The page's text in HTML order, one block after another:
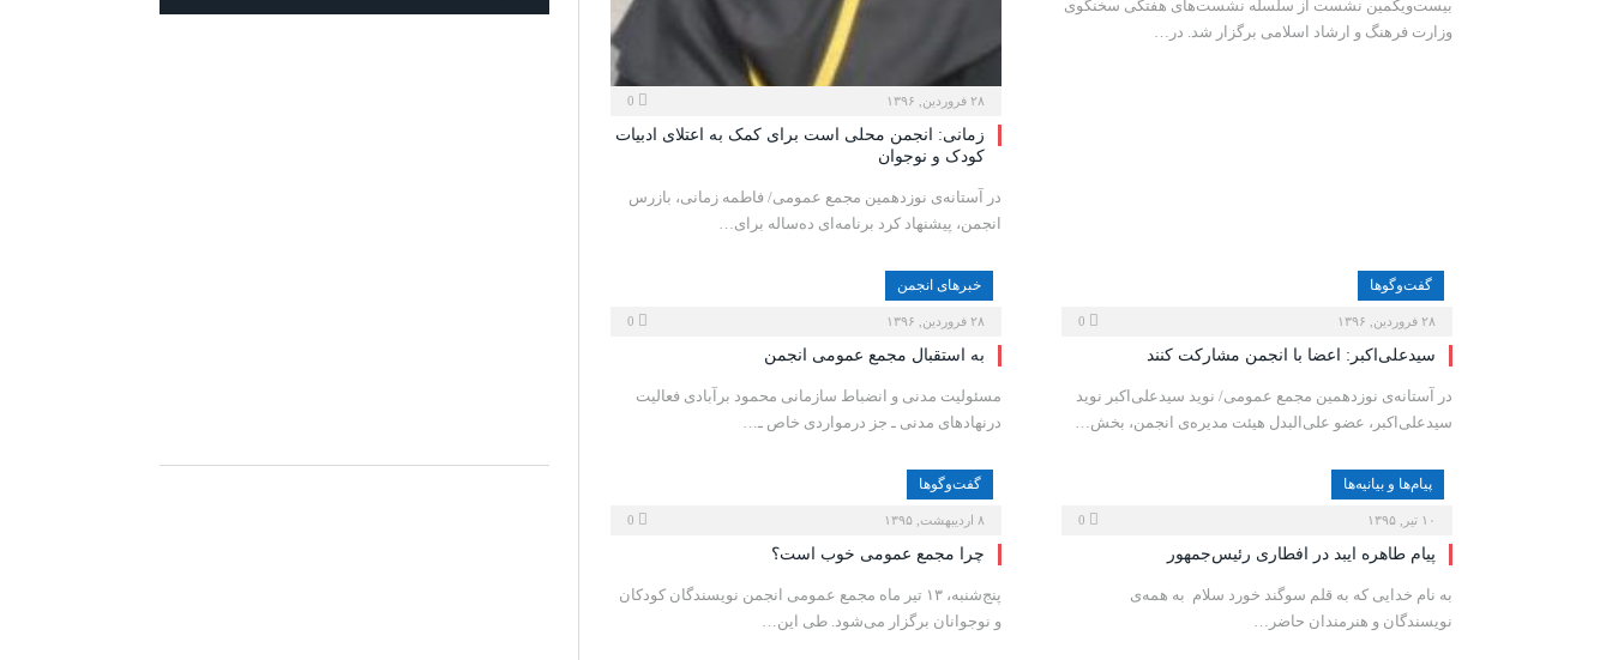
بیست‌ویکمین نشست از سلسله نشست‌های هفتگی سخنگوی
وزارت فرهنگ و ارشاد اسلامی برگزار شد. در…
۲۸ فروردین, ۱۳۹۶
زمانی: انجمن محلی است برای کمک به اعتلای ادبیات
کودک و نوجوان
در آستانه‌ی نوزدهمین مجمع عمومی/ فاطمه زمانی، بازرس
انجمن، پیشنهاد کرد برنامه‌ای ده‌ساله برای…
گفت‌وگوها
۲۸ فروردین, ۱۳۹۶
سیدعلی‌اکبر: اعضا با انجمن مشارکت کنند
در آستانه‌ی‌ نوزدهمین مجمع عمومی/ نوید سیدعلی‌اکبر نوید
سیدعلی‌اکبر، عضو علی‌البدل هیئت مدیره‌ی انجمن، بخش…
خبرهای انجمن
۲۸ فروردین, ۱۳۹۶
به استقبال مجمع عمومی انجمن
مسئولیت مدنی و انضباط سازمانی محمود برآبادی فعالیت
درنهادهای مدنی ـ جز درمواردی خاص ـ…
پیام‌ها و بیانیه‌ها
۱۰ تیر, ۱۳۹۵
پیام طاهره ایبد در افطاری رئیس‌جمهور
به نام خدایی که به قلم سوگند خورد سلام به همه‌ی
نویسندگان و هنرمندان حاضر…
گفت‌وگوها
۸ اردیبهشت, ۱۳۹۵
چرا مجمع عمومی خوب است؟
پنج‌شنبه، ۱۳ تیر ماه مجمع عمومی انجمن نویسندگان کودکان
و نوجوانان برگزار می‌شود. طی این…